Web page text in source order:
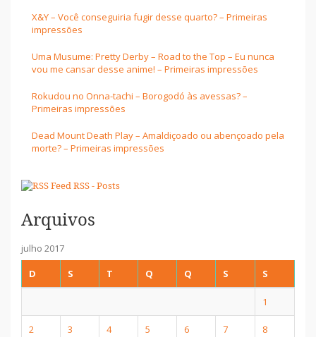
X&Y – Você conseguiria fugir desse quarto? – Primeiras
impressões
Uma Musume: Pretty Derby – Road to the Top – Eu nunca
vou me cansar desse anime! – Primeiras impressões
Rokudou no Onna-tachi – Borogodó às avessas? –
Primeiras impressões
Dead Mount Death Play – Amaldiçoado ou abençoado pela
morte? – Primeiras impressões
RSS - Posts
Arquivos
julho 2017
D
S T Q Q S S
1
2 3 4 5 6 7 8